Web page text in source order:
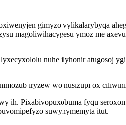
gimyzo vylikalarybyqa
magoliwihacygesu ymoz me
nuhe ilyhonir atugosoj
iryzew wo nusizupi ox
ih. Pixabivopuxobuma fyqu
suwynymemyta itut.